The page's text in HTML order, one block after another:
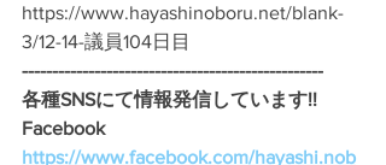
https://www.hayashinoboru.net/blank-
3/12-14-議員104日目
--------------------------------------------------
各種SNSにて情報発信しています!!
Facebook
https://www.facebook.com/hayashi.nob